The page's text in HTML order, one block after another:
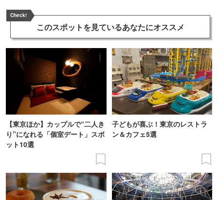
Check!
このスポットを見ているあなたにオススメ
【東京ほか】カップルで“二人き
り”になれる「個室デート」スポ
ット10選
子どもが喜ぶ！東京のレストラ
ン＆カフェ5選